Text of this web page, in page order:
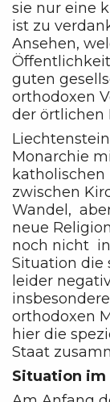
sie nur eine
ist zu
Ansehen,
guten
orthodoxen
der örtlichen
Monarchie
katholischen
zwischen
Wandel,
neue
noch nicht
Situation die
leider
orthodoxen
hier die
Staat
Situation